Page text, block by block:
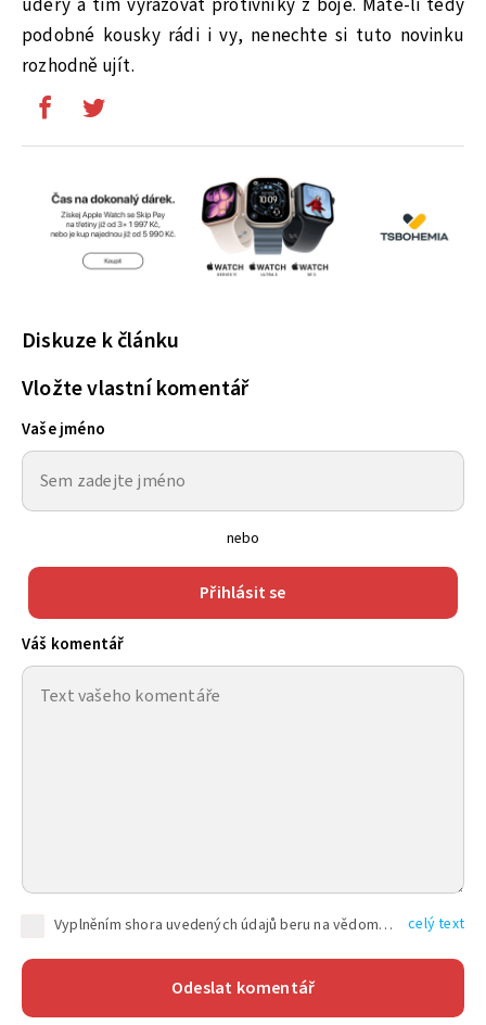
údery a tím vyřazovat protivníky z boje. Máte-li tedy
podobné kousky rádi i vy, nenechte si tuto novinku
rozhodně ujít.
Diskuze k článku
Vložte vlastní komentář
Vaše jméno
nebo
Přihlásit se
Váš komentář
Vyplněním shora uvedených údajů beru na vědomí, že společnost TEXT FACTORY s.r.o., sídlem Brno, Durďákova 336/29, Černá Pole, PSČ: 613 00, IČ: 06157831, zapsané u Krajského soudu v Brně, oddíl C, vložka 100399, bude zpracovávat mé osobní údaje uvedené v rámci mnou vyplněného registračního formuláře na základě oprávněných zájmů TEXT FACTORY s.r.o. dle čl. 6 odst. 1 písm. f) GDPR a pro splnění právních povinností (čl. 6 odst. 1 písm. c) GDPR), a to pro tyto účely: nezbytnost zajistit oprávnění návštěvníka webových stránek provozovaných společností TEXT FACTORY s.r.o. přispívat aktivně ke zveřejněným článkům nebo v rámci diskusních fór a výkon práv TEXT FACTORY s.r.o. jako administrátora těchto diskusních fór. Více informací o zpracování osobních údajů a právech lze nalézt v celý text